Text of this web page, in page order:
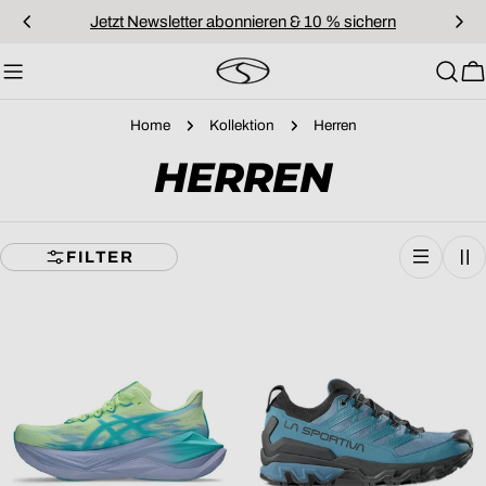
Zum
springen
Jetzt Newsletter abonnieren & 10 % sichern
Home Kollektion Herren
S
M
U
HERREN
FILTER